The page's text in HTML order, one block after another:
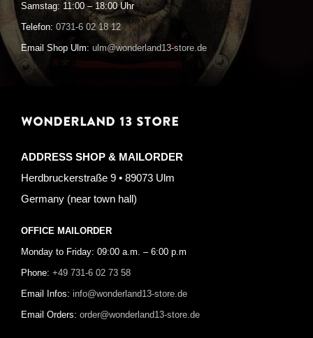
Samstag: 11:00 – 18:00 Uhr
Telefon: 0731-6 02 18 12
Email Shop Ulm: ulm@wonderland13-store.de
WONDERLAND 13 STORE
ADDRESS SHOP & MAILORDER
Herdbruckerstraße 9 • 89073 Ulm
Germany (near town hall)
OFFICE MAILORDER
Monday to Friday: 09:00 a.m. – 6:00 p.m
Phone: +49 731-6 02 73 58
Email Infos: info@wonderland13-store.de
Email Orders: order@wonderland13-store.de